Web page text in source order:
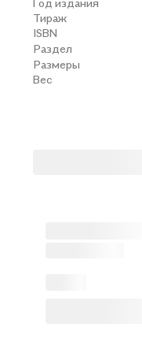
Год издания
Тираж
ISBN
Раздел
Размеры
Вес